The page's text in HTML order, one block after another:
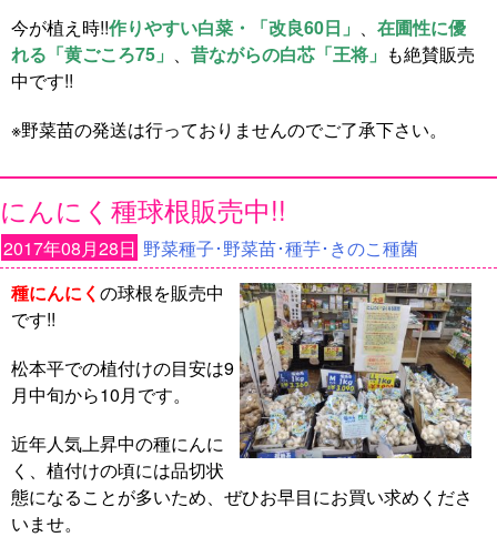
今が植え時!!作りやすい白菜・「改良60日」 、 在圃性に優
れる「黄ごころ75」 、 昔ながらの白芯「王将」 も絶賛販売
中です!!
※野菜苗の発送は行っておりませんのでご了承下さい。
にんにく種球根販売中!!
2017年08月28日 野菜種子･野菜苗･種芋･きのこ種菌
種にんにく の球根を販売中
です!!
松本平での植付けの目安は9
月中旬から10月です。
近年人気上昇中の種にんに
く、植付けの頃には品切状
態になることが多いため、ぜひお早目にお買い求めくださ
いませ。